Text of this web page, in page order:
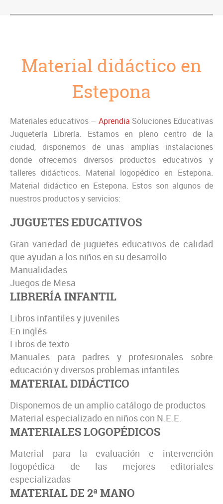
Material didáctico en
Estepona
Materiales educativos – Aprendia Soluciones Educativas
Juguetería Librería. Estamos en pleno centro de la
ciudad, disponemos de unas amplias instalaciones
donde ofrecemos diversos productos educativos y
talleres didácticos. Material logopédico en Estepona.
Material didáctico en Estepona. Estos son algunos de
nuestros productos y servicios:
JUGUETES EDUCATIVOS
Gran variedad de juguetes educativos de calidad
que ayudan a los niños en su desarrollo
Manualidades
Juegos de Mesa
LIBRERÍA INFANTIL
Libros infantiles y juveniles
En inglés
Libros de texto
Manuales para padres y profesionales sobre
educación y diversos problemas infantiles
MATERIAL DIDÁCTICO
Disponemos de un amplio catálogo de productos
Material especializado en niños con N.E.E.
MATERIALES LOGOPÉDICOS
Material para la evaluación e intervención
logopédica de las mejores editoriales
especializadas
MATERIAL DE 2ª MANO